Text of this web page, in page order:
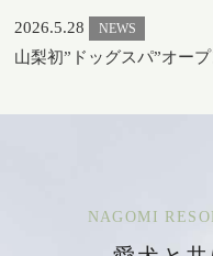
2026.5.28 NEWS
山梨初”ドッグスパ”オープ
NAGOMI